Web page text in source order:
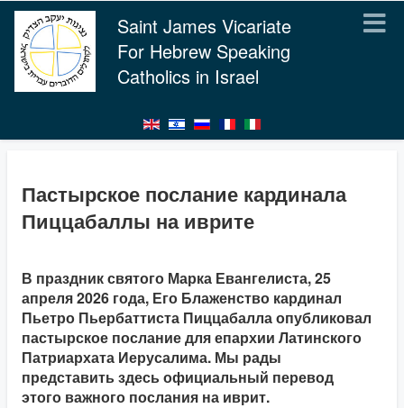
Saint James Vicariate
For Hebrew Speaking
Catholics in Israel
Пастырское послание кардинала
Пиццабаллы на иврите
В праздник святого Марка Евангелиста, 25
апреля 2026 года, Его Блаженство кардинал
Пьетро Пьербаттиста Пиццабалла опубликовал
пастырское послание для епархии Латинского
Патриархата Иерусалима. Мы рады
представить здесь официальный перевод
этого важного послания на иврит.